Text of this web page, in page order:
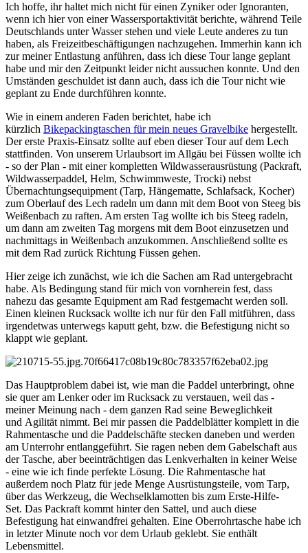
Ich hoffe, ihr haltet mich nicht für einen Zyniker oder Ignoranten,
wenn ich hier von einer Wassersportaktivität berichte, während Teile
Deutschlands unter Wasser stehen und viele Leute anderes zu tun
haben, als Freizeitbeschäftigungen nachzugehen. Immerhin kann ich
zur meiner Entlastung anführen, dass ich diese Tour lange geplant
habe und mir den Zeitpunkt leider nicht aussuchen konnte. Und den
Umständen geschuldet ist dann auch, dass ich die Tour nicht wie
geplant zu Ende durchführen konnte.
Wie in einem anderen Faden berichtet, habe ich
kürzlich Bikepackingtaschen für mein neues Gravelbike hergestellt.
Der erste Praxis-Einsatz sollte auf eben dieser Tour auf dem Lech
stattfinden. Von unserem Urlaubsort im Allgäu bei Füssen wollte ich
- so der Plan - mit einer kompletten Wildwasserausrüstung (Packraft,
Wildwasserpaddel, Helm, Schwimmweste, Trocki) nebst
Übernachtungsequipment (Tarp, Hängematte, Schlafsack, Kocher)
zum Oberlauf des Lech radeln um dann mit dem Boot von Steeg bis
Weißenbach zu raften. Am ersten Tag wollte ich bis Steeg radeln,
um dann am zweiten Tag morgens mit dem Boot einzusetzen und
nachmittags in Weißenbach anzukommen. Anschließend sollte es
mit dem Rad zurück Richtung Füssen gehen.
Hier zeige ich zunächst, wie ich die Sachen am Rad untergebracht
habe. Als Bedingung stand für mich von vornherein fest, dass
nahezu das gesamte Equipment am Rad festgemacht werden soll.
Einen kleinen Rucksack wollte ich nur für den Fall mitführen, dass
irgendetwas unterwegs kaputt geht, bzw. die Befestigung nicht so
klappt wie geplant.
Das Hauptproblem dabei ist, wie man die Paddel unterbringt, ohne
sie quer am Lenker oder im Rucksack zu verstauen, weil das -
meiner Meinung nach - dem ganzen Rad seine Beweglichkeit
und Agilität nimmt. Bei mir passen die Paddelblätter komplett in die
Rahmentasche und die Paddelschäfte stecken daneben und werden
am Unterrohr entlanggeführt. Sie ragen neben dem Gabelschaft aus
der Tasche, aber beeinträchtigen das Lenkverhalten in keiner Weise
- eine wie ich finde perfekte Lösung. Die Rahmentasche hat
außerdem noch Platz für jede Menge Ausrüstungsteile, vom Tarp,
über das Werkzeug, die Wechselklamotten bis zum Erste-Hilfe-
Set. Das Packraft kommt hinter den Sattel, und auch diese
Befestigung hat einwandfrei gehalten. Eine Oberrohrtasche habe ich
in letzter Minute noch vor dem Urlaub geklebt. Sie enthält
Lebensmittel.